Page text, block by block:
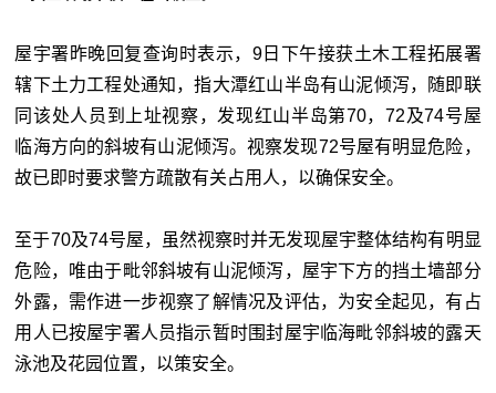
屋宇署昨晚回复查询时表示，9日下午接获土木工程拓展署
辖下土力工程处通知，指大潭红山半岛有山泥倾泻，随即联
同该处人员到上址视察，发现红山半岛第70，72及74号屋
临海方向的斜坡有山泥倾泻。视察发现72号屋有明显危险，
故已即时要求警方疏散有关占用人，以确保安全。
至于70及74号屋，虽然视察时并无发现屋宇整体结构有明显
危险，唯由于毗邻斜坡有山泥倾泻，屋宇下方的挡土墙部分
外露，需作进一步视察了解情况及评估，为安全起见，有占
用人已按屋宇署人员指示暂时围封屋宇临海毗邻斜坡的露天
泳池及花园位置，以策安全。